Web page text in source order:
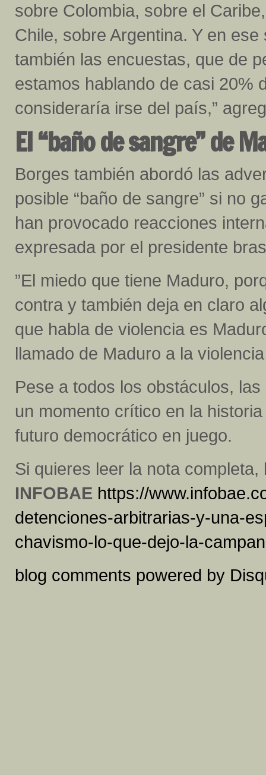
sobre Colombia, sobre el
Chile, sobre Argentina. Y en
también las encuestas, que de
estamos hablando de casi 20%
consideraría irse del país,”
El “baño de sangre” de
Borges también abordó las
posible “baño de sangre” si no
han provocado reacciones
expresada por el presidente
”El miedo que tiene Maduro,
contra y también deja en claro
que habla de violencia es
llamado de Maduro a la
Pese a todos los obstáculos,
un momento crítico en la
futuro democrático en juego.
Si quieres leer la nota
INFOBAE https://
detenciones-arbitrarias-y-una-
chavismo-lo-que-dejo-la-
blog comments powered by